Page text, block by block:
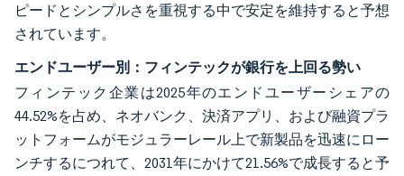
ピードとシンプルさを重視する中で安定を維持すると予想
されています。
エンドユーザー別：フィンテックが銀行を上回る勢い
フィンテック企業は2025年のエンドユーザーシェアの
44.52%を占め、ネオバンク、決済アプリ、および融資プラ
ットフォームがモジュラーレール上で新製品を迅速にロー
ンチするにつれて、2031年にかけて21.56%で成長すると予